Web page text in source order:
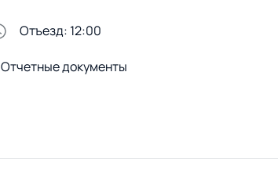
Отъезд: 12:00
Отчетные документы